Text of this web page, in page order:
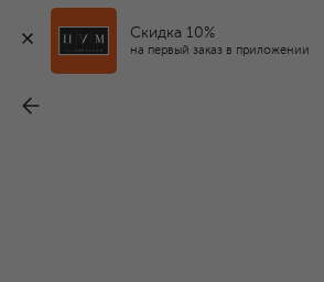
Скидка 10%
на первый заказ в приложении